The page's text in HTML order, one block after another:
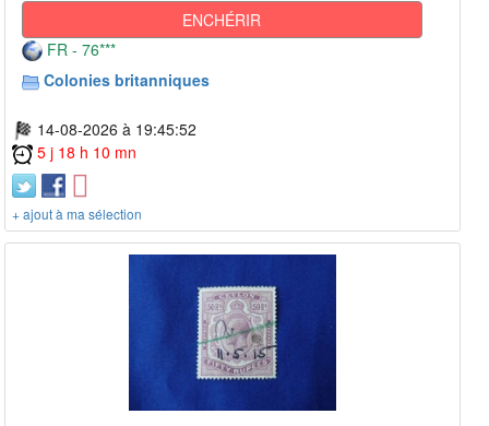
ENCHÉRIR
FR - 76***
Colonies britanniques
14-08-2026 à 19:45:52
5 j 18 h 10 mn
+ ajout à ma sélection